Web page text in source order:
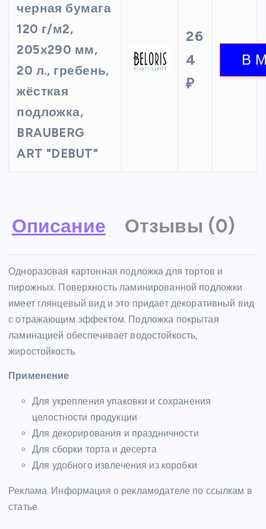
черная бумага
120 г/м2,
205х290 мм,
20 л., гребень,
жёсткая
подложка,
BRAUBERG
ART "DEBUT"
26
4
₽
Описание Отзывы (0)
Одноразовая картонная подложка для тортов и
пирожных. Поверхность ламинированной подложки
имеет глянцевый вид и это придает декоративный вид
с отражающим эффектом. Подложка покрытая
ламинацией обеспечивает водостойкость,
жиростойкость.
Применение
Для укрепления упаковки и сохранения
целостности продукции
Для декорирования и праздничности
Для сборки торта и десерта
Для удобного извлечения из коробки
Реклама. Информация о рекламодателе по ссылкам в
статье.